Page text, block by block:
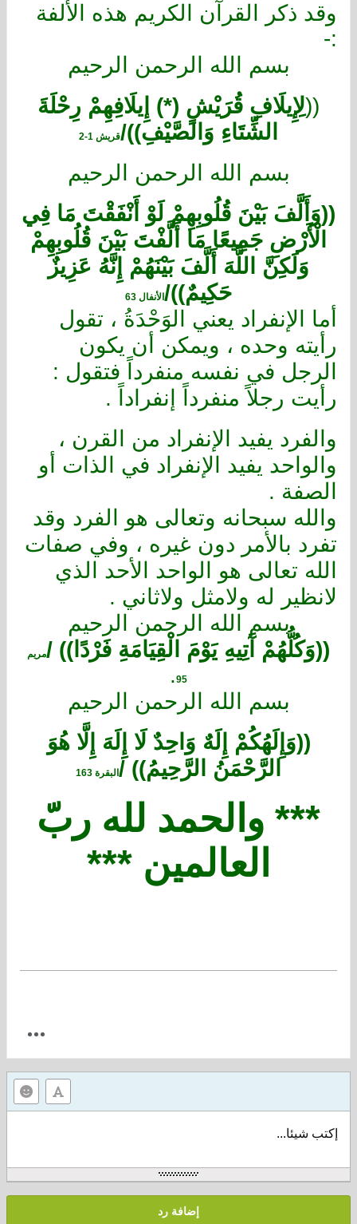
وقد ذكر القرآن الكريم هذه الألفة
:-
بسم الله الرحمن الرحيم
((لِإِيلَافِ قُرَيْشٍ (*) إِيلَافِهِمْ رِحْلَةَ
الشِّتَاءِ وَالصَّيْفِ))/قريش 1-2
بسم الله الرحمن الرحيم
((وَأَلَّفَ بَيْنَ قُلُوبِهِمْ لَوْ أَنْفَقْتَ مَا فِي
الْأَرْضِ جَمِيعًا مَا أَلَّفْتَ بَيْنَ قُلُوبِهِمْ
وَلَكِنَّ اللَّهَ أَلَّفَ بَيْنَهُمْ إِنَّهُ عَزِيزٌ
حَكِيمٌ))/ الأنفال 63
أما الإنفراد يعني الوَحْدَةُ ، تقول
رأيته وحده ، ويمكن أن يكون
الرجل في نفسه منفرداً فتقول :
رأيت رجلاً منفرداً إنفراداً .
والفرد يفيد الإنفراد من القرن ،
والواحد يفيد الإنفراد في الذات أو
الصفة .
والله سبحانه وتعالى هو الفرد وقد
تفرد بالأمر دون غيره ، وفي صفات
الله تعالى هو الواحد الأحد الذي
لانظير له ولامثل ولاثاني .
بسم الله الرحمن الرحيم
((وَكُلُّهُمْ آَتِيهِ يَوْمَ الْقِيَامَةِ فَرْدًا )) /مريم
95
.
بسم الله الرحمن الرحيم
((وَإِلَهُكُمْ إِلَهٌ وَاحِدٌ لَا إِلَهَ إِلَّا هُوَ
الرَّحْمَنُ الرَّحِيمُ)) / البقرة 163
*** والحمد لله ربّ
العالمين ***
إكتب شيئا...
إضافة رد